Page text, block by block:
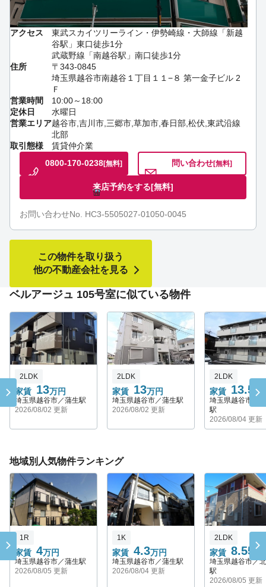
アクセス
東武スカイツリーライン・伊勢崎線・大師線「新越
谷駅」東口徒歩1分
武蔵野線「南越谷駅」南口徒歩1分
住所
〒343-0845
埼玉県越谷市南越谷１丁目１１−８ 第一金子ビル 2
Ｆ
営業時間
10:00～18:00
定休日
水曜日
営業エリア越谷市,吉川市,三郷市,草加市,春日部,松伏,東武沿線
北部
取引態様
賃貸仲介業
0800-170-0238[無料] 問い合わせ[無料]
来店予約をする[無料]
お問い合わせNo. HC3-5505027-01050-0045
この物件を取り扱う
他の不動産会社を見る
ベルアージュ 105号室に似ている物件
家賃 13万円
2LDK
埼玉県越谷市／蒲生駅
2026/08/02 更新
家賃 13万円
2LDK
埼玉県越谷市／蒲生駅
2026/08/02 更新
家賃 13.5 万
2LDK
埼玉県越谷市／
駅
2026/08/04 更新
地域別人気物件ランキング
家賃 4万円
1R
埼玉県越谷市／蒲生駅
2026/08/05 更新
家賃 4.3万円
1K
埼玉県越谷市／蒲生駅
2026/08/04 更新
家賃 8.55
2LDK
埼玉県越谷市／
駅
2026/08/05 更新